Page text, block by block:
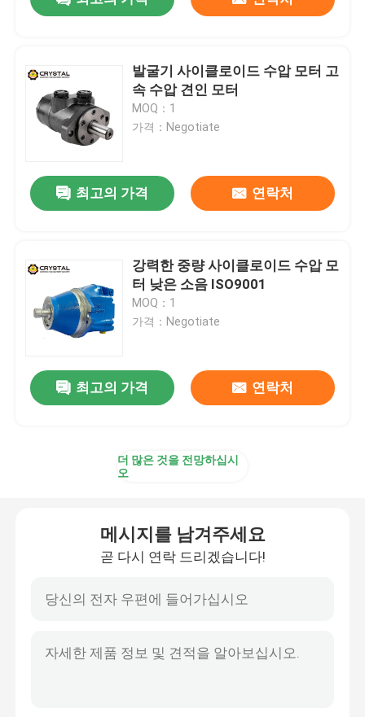
제품
발굴기 사이클로이드 수압 모터 고
속 수압 견인 모터
MOQ：1
가격：Negotiate
최고의 가격 연락처
강력한 중량 사이클로이드 수압 모
터 낮은 소음 ISO9001
MOQ：1
가격：Negotiate
최고의 가격 연락처
더 많은 것을 전망하십시
오
메시지를 남겨주세요
곧 다시 연락 드리겠습니다!